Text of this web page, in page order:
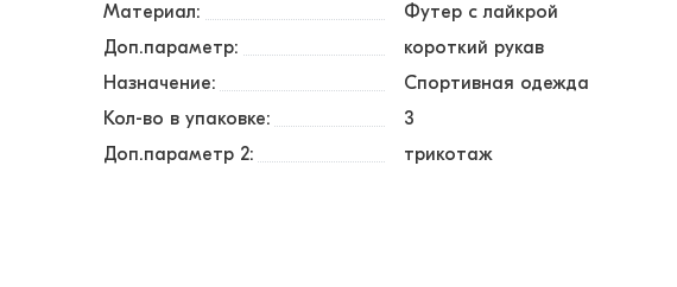
Материал:
Футер с лайкрой
Доп.параметр:
короткий рукав
Назначение:
Спортивная одежда
Кол-во в упаковке:
3
Доп.параметр 2:
трикотаж